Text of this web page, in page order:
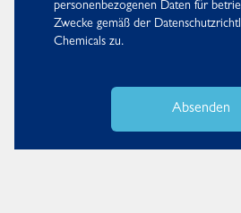
personenbezogenen Daten für
Zwecke gemäß der
Chemicals zu.
Absenden